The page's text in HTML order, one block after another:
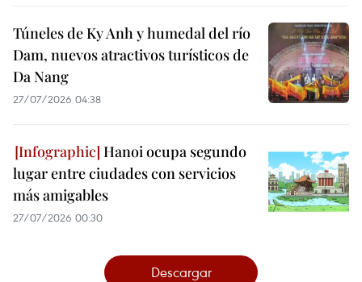
Túneles de Ky Anh y humedal del río
Dam, nuevos atractivos turísticos de
Da Nang
27/07/2026 04:38
Hanoi ocupa segundo
lugar entre ciudades con servicios
más amigables
27/07/2026 00:30
Descargar